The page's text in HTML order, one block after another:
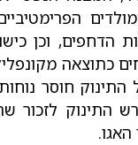
הדחפים, וכן
כתוצאה
חוסר
התינוק לזכור